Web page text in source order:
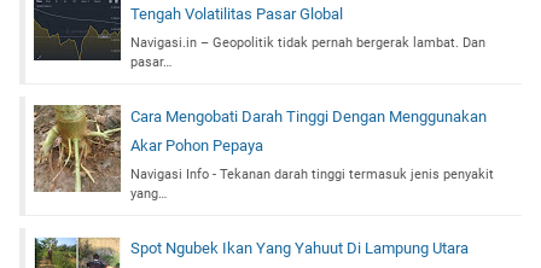
Tengah Volatilitas Pasar Global
Navigasi.in – Geopolitik tidak pernah bergerak lambat. Dan
pasar…
Cara Mengobati Darah Tinggi Dengan Menggunakan
Akar Pohon Pepaya
Navigasi Info - Tekanan darah tinggi termasuk jenis penyakit
yang…
Spot Ngubek Ikan Yang Yahuut Di Lampung Utara